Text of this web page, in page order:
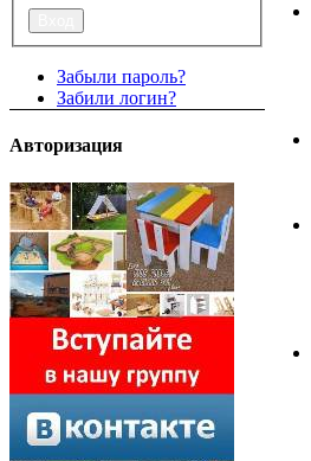
Забыли пароль?
Забили логин?
Авторизация